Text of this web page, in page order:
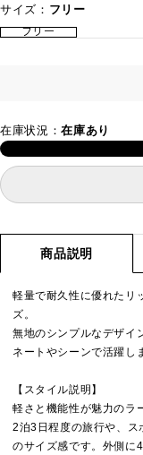
サイズ： フリー
フリー
在庫状況：在庫あり
商品説明
軽量で耐久性に優れたリ
ズ。
無地のシンプルなデザイ
ネートやシーンで活躍し
【スタイル説明】
軽さと機能性が魅力のラ
2泊3日程度の旅行や、ス
のサイズ感です。外側に